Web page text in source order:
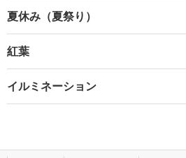
夏休み（夏祭り）
紅葉
イルミネーション